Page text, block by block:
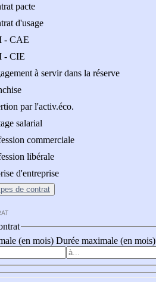
pacte
d'usage
- CAE
- CIE
à servir dans la réserve
par l'activ.éco.
salarial
commerciale
libérale
d'entreprise
de contrat
(en mois) Durée maximale (en mois)